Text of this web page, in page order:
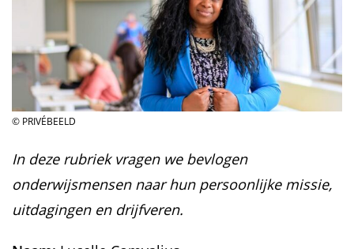
© PRIVÉBEELD
In deze rubriek vragen we bevlogen
onderwijsmensen naar hun persoonlijke missie,
uitdagingen en drijfveren.